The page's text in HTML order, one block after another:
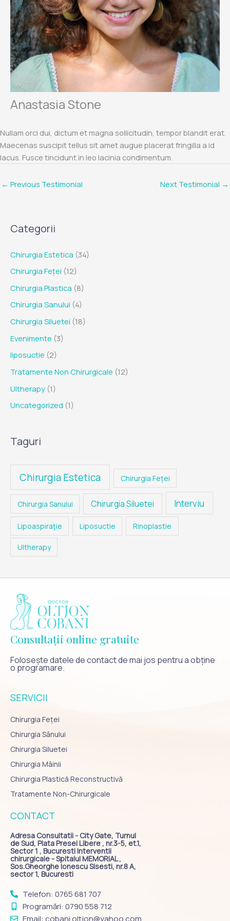
Anastasia Stone
Nullam orci dui, dictum et magna sollicitudin, tempor blandit erat.
Maecenas suscipit tellus sit amet augue placerat fringilla a id
lacus. Fusce tincidunt in leo lacinia condimentum.
← Previous Testimonial Next Testimonial →
Categorii
Chirurgia Estetica (34)
Chirurgia Feței (12)
Chirurgia Plastica (8)
Chirurgia Sanului (4)
Chirurgia Siluetei (18)
Evenimente (3)
liposuctie (2)
Tratamente Non Chirurgicale (12)
Ultherapy (1)
Uncategorized (1)
Taguri
Chirurgia Estetica Chirurgia Feței
Chirurgia Sanului Chirurgia Siluetei Interviu
Lipoaspiraţie Liposuctie Rinoplastie
Ultherapy
Consultații online gratuite
Folosește datele de contact de mai jos pentru a obține
o programare.
SERVICII
Chirurgia Feței
Chirurgia Sânului
Chirurgia Siluetei
Chirurgia Mâinii
Chirurgia Plastică Reconstructivă
Tratamente Non-Chirurgicale
CONTACT
Adresa Consultatii - City Gate, Turnul
de Sud, Piata Presei Libere , nr.3-5, et.1,
Sector 1 , Bucuresti Interventii
chirurgicale - Spitalul MEMORIAL ,
Sos.Gheorghe Ionescu Sisesti, nr.8 A,
sector 1, Bucuresti
Telefon: 0765 681 707
Programări: 0790 558 712
Email: cobani.oltjon@yahoo.com